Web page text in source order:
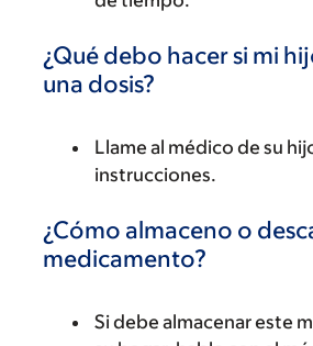
¿Qué debo hacer si mi
una dosis?
Llame al médico de su
instrucciones.
¿Cómo almaceno o
medicamento?
Si debe almacenar este